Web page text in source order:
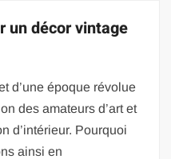
un décor vintage
d’une époque révolue
des amateurs d’art et
d’intérieur. Pourquoi
ainsi en